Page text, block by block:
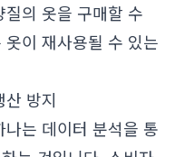
의 옷을 구매할 수
이 재사용될 수 있는
방지
는 데이터 분석을 통